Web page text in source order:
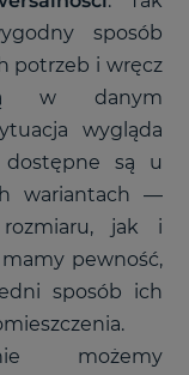
sposób
potrzeb i wręcz
w danym
wygląda
są u
wariantach —
jak i
pewność,
sposób ich
możemy